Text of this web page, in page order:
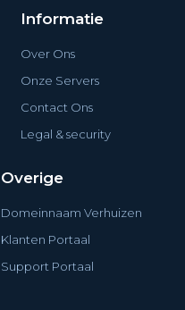
Informatie
Over Ons
Onze Servers
Contact Ons
Legal & security
Overige
Domeinnaam Verhuizen
Klanten Portaal
Support Portaal